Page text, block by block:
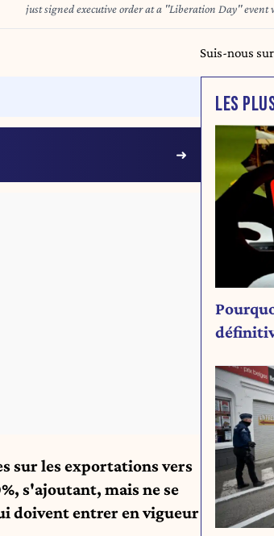
just signed executive order at a ''Liberation Day'' event
creating reciprocal tariffs, in the Rose Garden at the
Suis-nous sur
sur les exportations vers
s'ajoutant, mais ne se
doivent entrer en vigueur
LES